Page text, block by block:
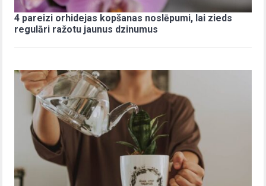
4 pareizi orhidejas kopšanas noslēpumi, lai zieds
regulāri ražotu jaunus dzinumus